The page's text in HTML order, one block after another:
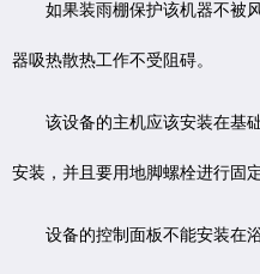
如果装雨棚保护该机器不被
器吸热散热工作不受阻碍。
该设备的主机应该安装在基
安装，并且要用地脚螺栓进行固定
设备的控制面板不能安装在